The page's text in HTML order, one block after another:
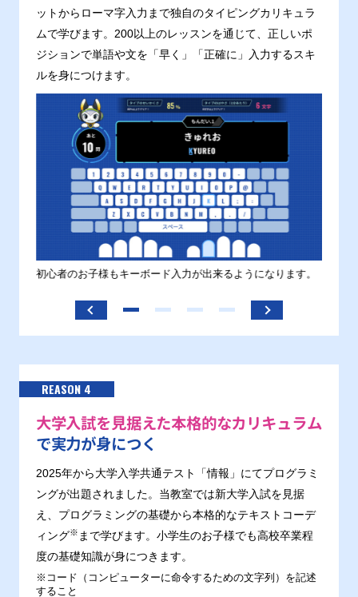
ットからローマ字入力まで独自のタイピングカリキュラ
ムで学びます。200以上のレッスンを通じて、正しいポ
ジションで単語や文を「早く」「正確に」入力するスキ
ルを身につけます。
初心者のお子様もキーボード入力が出来るようになります。
REASON 4
大学入試を見据えた本格的なカリキュラム
で実力が身につく
2025年から大学入学共通テスト「情報」にてプログラミ
ングが出題されました。当教室では新大学入試を見据
え、プログラミングの基礎から本格的なテキストコーデ
ィング※ まで学びます。小学生のお子様でも高校卒業程
度の基礎知識が身につきます。
※コード（コンピューターに命令するための文字列）を記述
すること